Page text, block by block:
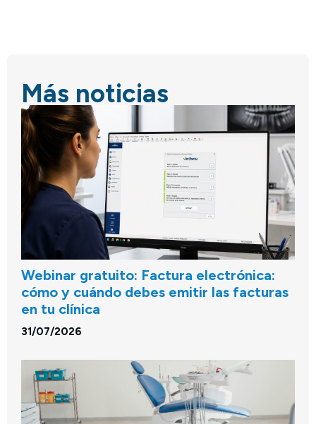
Más noticias
Webinar gratuito: Factura electrónica:
cómo y cuándo debes emitir las facturas
en tu clínica
31/07/2026